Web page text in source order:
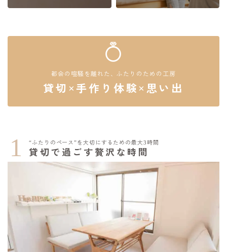
都会の喧騒を離れた、ふたりのための工房
貸切×手作り体験×思い出
1 “ふたりのペース”を大切にするための最大3時間
貸切で過ごす贅沢な時間